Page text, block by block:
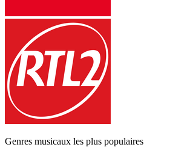
Genres musicaux les plus populaires